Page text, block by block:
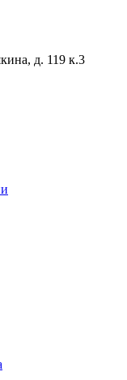
д. 119 к.3